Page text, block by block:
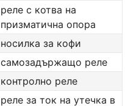
реле с котва на
призматична опора
носилка за кофи
самозадържащо реле
контролно реле
реле за ток на утечка в